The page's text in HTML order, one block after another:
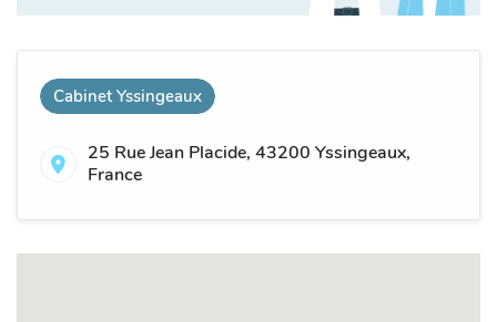
Cabinet Yssingeaux
25 Rue Jean Placide, 43200 Yssingeaux,
France